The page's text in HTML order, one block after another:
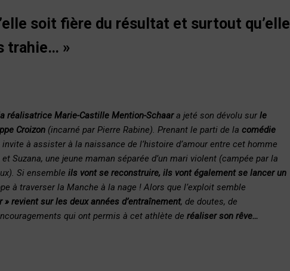
soit fière du résultat et surtout qu’elle
trahie… »
réalisatrice Marie-Castille Mention-Schaara jeté son dévolu sur le
Croizon (incarné par Pierre Rabine). Prenant le parti de la comédie
à assister à la naissance de l’histoire d’amour entre cet homme
Suzana, une jeune maman séparée d’un mari violent (campée par la
Si ensemble ils vont se reconstruire, ils vont également se lancer un
à traverser la Manche à la nage ! Alors que l’exploit semble
» revient sur les deux années d’entraînement, de doutes, de
qui ont permis à cet athlète de réaliser son rêve…